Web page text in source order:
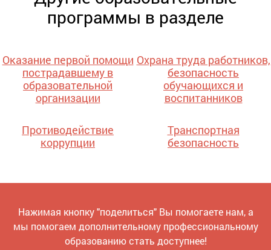
программы в разделе
Оказание первой помощи
пострадавшему в
образовательной
организации
Охрана труда работников,
безопасность
обучающихся и
воспитанников
Противодействие
коррупции
Транспортная
безопасность
Нажимая кнопку "поделиться" Вы помогаете нам, а
мы помогаем дополнительному профессиональному
образованию стать доступнее!